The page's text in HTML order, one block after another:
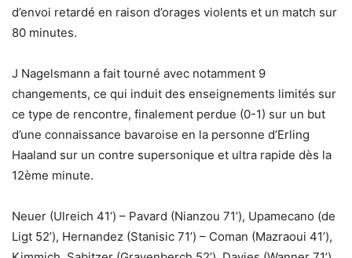
d’envoi retardé en raison d’orages violents et un match sur
80 minutes.
J Nagelsmann a fait tourné avec notamment 9
changements, ce qui induit des enseignements limités sur
ce type de rencontre, finalement perdue (0-1) sur un but
d’une connaissance bavaroise en la personne d’Erling
Haaland sur un contre supersonique et ultra rapide dès la
12ème minute.
Neuer (Ulreich 41‘) – Pavard (Nianzou 71’), Upamecano (de
Ligt 52’), Hernandez (Stanisic 71’) – Coman (Mazraoui 41’),